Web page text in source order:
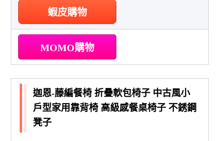
蝦皮購物
MOMO購物
迦恩-藤編餐椅 折疊軟包椅子 中古風小
戶型家用靠背椅 高級感餐桌椅子 不銹鋼
凳子